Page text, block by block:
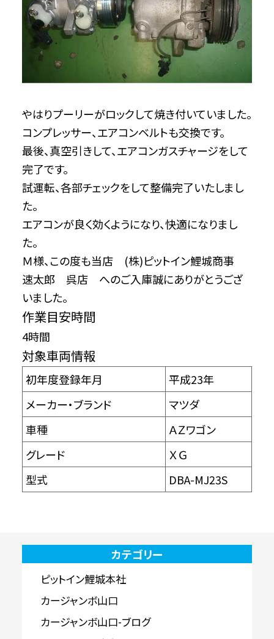
やはりプーリーがロックして焼き付いていました。
コンプレッサー、エアコンベルトも交換です。
最後、真空引きして、エアコンガスチャージをして
完了です。
試運転、各部チェックをして整備完了いたしまし
た。
エアコンが良く効くようになり、快適になりまし
た。
Ｍ様、この度も当店 (株)ピットイン鯉城商事
速太郎 呉店 へのご入庫誠にありがとうござ
いました。
作業目安時間
4時間
対象車両情報
初年度登録年月
平成23年
メーカー・ブランド
マツダ
車種
ＡＺワゴン
グレード
ＸＧ
型式
DBA-MJ23S
カテゴリー
ピットイン鯉城本社
カージャンボ山口
カージャンボ山口-ブログ